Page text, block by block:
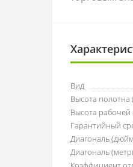
Вид
Высота полотна
Высота рабочей
Гарантийный
Диагональ
Диагональ